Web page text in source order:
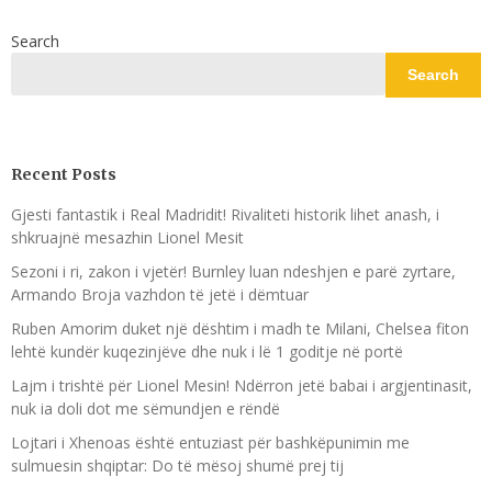
Search
Search
Recent Posts
Gjesti fantastik i Real Madridit! Rivaliteti historik lihet anash, i
shkruajnë mesazhin Lionel Mesit
Sezoni i ri, zakon i vjetër! Burnley luan ndeshjen e parë zyrtare,
Armando Broja vazhdon të jetë i dëmtuar
Ruben Amorim duket një dështim i madh te Milani, Chelsea fiton
lehtë kundër kuqezinjëve dhe nuk i lë 1 goditje në portë
Lajm i trishtë për Lionel Mesin! Ndërron jetë babai i argjentinasit,
nuk ia doli dot me sëmundjen e rëndë
Lojtari i Xhenoas është entuziast për bashkëpunimin me
sulmuesin shqiptar: Do të mësoj shumë prej tij